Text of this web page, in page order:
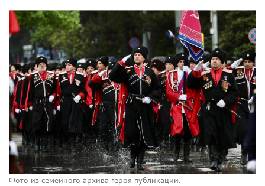
Фото из семейного архива героя публикации.